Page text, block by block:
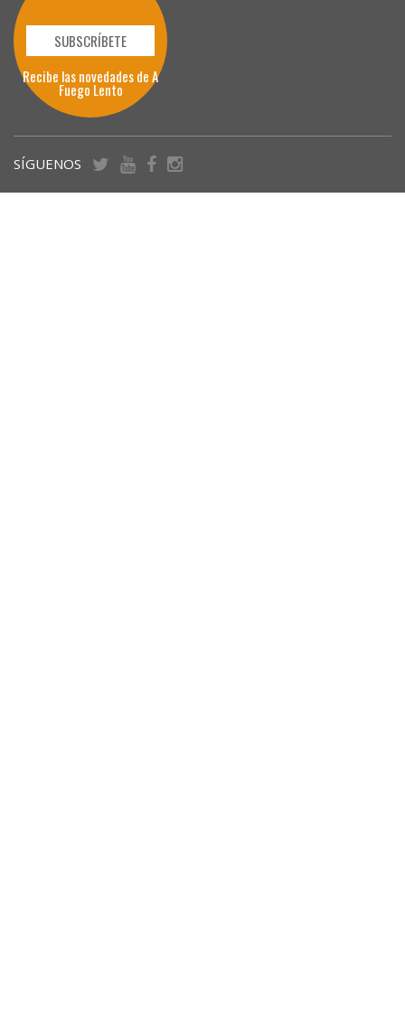
SUBSCRÍBETE
Recibe las novedades de A
Fuego Lento
SÍGUENOS